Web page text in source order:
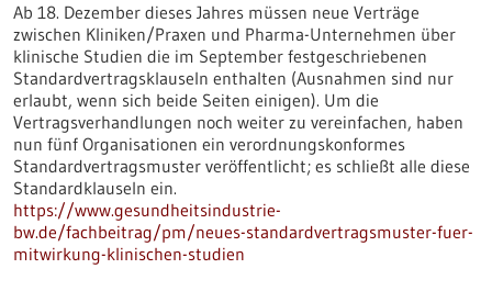
Ab 18. Dezember dieses Jahres müssen neue Verträge
zwischen Kliniken/Praxen und Pharma-Unternehmen über
klinische Studien die im September festgeschriebenen
Standardvertragsklauseln enthalten (Ausnahmen sind nur
erlaubt, wenn sich beide Seiten einigen). Um die
Vertragsverhandlungen noch weiter zu vereinfachen, haben
nun fünf Organisationen ein verordnungskonformes
Standardvertragsmuster veröffentlicht; es schließt alle diese
Standardklauseln ein.
https://www.gesundheitsindustrie-
bw.de/fachbeitrag/pm/neues-standardvertragsmuster-fuer-
mitwirkung-klinischen-studien